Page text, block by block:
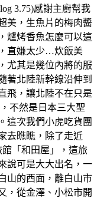
3.75)感謝主廚幫我
美，生魚片的梅肉醬
爐烤香魚怎麼可以這
直嫌太少…炊飯美
尤其是幾位內將的服
著北陸新幹線沿伸到
飛，讓北陸不在只是
不然是日本三大聖
這次我們小虎吃貨團
去瞧瞧，除了走近
館「和田屋」，這旅
說可是大大出名，一
山的西面，離白山市
，從金澤、小松市開